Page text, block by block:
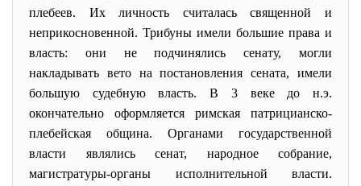
плебеев. Их личность считалась священной и
неприкосновенной. Трибуны имели большие права и
власть: они не подчинялись сенату, могли
накладывать вето на постановления сената, имели
большую судебную власть. В 3 веке до н.э.
окончательно оформляется римская патрицианско-
плебейская община. Органами государственной
власти являлись сенат, народное собрание,
магистратуры-органы исполнительной власти.